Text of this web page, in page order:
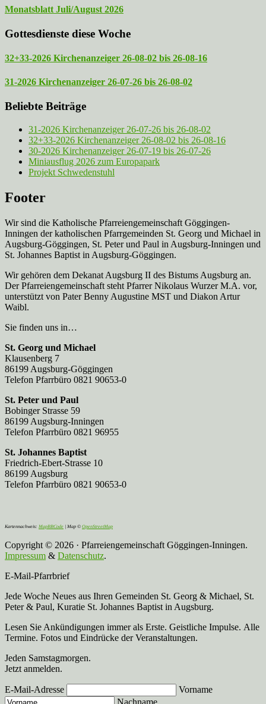
Monatsblatt Juli/August 2026
Gottesdienste diese Woche
32+33-2026 Kirchenanzeiger 26-08-02 bis 26-08-16
31-2026 Kirchenanzeiger 26-07-26 bis 26-08-02
Beliebte Beiträge
31-2026 Kirchenanzeiger 26-07-26 bis 26-08-02
32+33-2026 Kirchenanzeiger 26-08-02 bis 26-08-16
30-2026 Kirchenanzeiger 26-07-19 bis 26-07-26
Miniausflug 2026 zum Europapark
Projekt Schwedenstuhl
Footer
Wir sind die Katholische Pfarreien­gemeinschaft Göggingen-
Inningen der katholischen Pfarrgemeinden St. Georg und Michael in
Augsburg-Göggingen, St. Peter und Paul in Augsburg-Inningen und
St. Johannes Baptist in Augsburg-Göggingen.
Wir gehören dem Dekanat Augsburg II des Bistums Augsburg an.
Der Pfarreien­gemeinschaft steht Pfarrer Nikolaus Wurzer M.A. vor,
unterstützt von Pater Benny Augustine MST und Diakon Artur
Waibl.
Sie finden uns in…
St. Georg und Michael
Klausenberg 7
86199 Augsburg-Göggingen
Telefon Pfarrbüro 0821 90653-0
St. Peter und Paul
Bobinger Strasse 59
86199 Augsburg-Inningen
Telefon Pfarrbüro 0821 96955
St. Johannes Baptist
Friedrich-Ebert-Strasse 10
86199 Augsburg
Telefon Pfarrbüro 0821 90653-0
Kartennachweis: MapBBCode | Map © OpenStreetMap
Copyright © 2026 · Pfarreiengemeinschaft Göggingen-Inningen.
Impressum & Datenschutz.
E-Mail-Pfarrbrief
Jede Woche Neues aus Ihren Gemeinden St. Georg & Michael, St.
Peter & Paul, Kuratie St. Johannes Baptist in Augsburg.
Lesen Sie Ankündigungen immer als Erste. Geistliche Impulse. Alle
Termine. Fotos und Eindrücke der Veranstaltungen.
Jeden Samstagmorgen.
Jetzt anmelden.
E-Mail-Adresse
Vorname
Nachname